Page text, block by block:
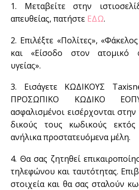
1. Μεταβείτε στην
απευθείας, πατήστε ΕΔΩ.
2. Επιλέξτε «Πολίτες»,
και «Είσοδο στον ατομικό
υγείας».
3. Εισάγετε ΚΩΔΙΚΟΥΣ
ΠΡΟΣΩΠΙΚΟ ΚΩΔΙΚΟ
ασφαλισμένοι εισέρχονται
δικούς τους κωδικούς
ανήλικα προστατευόμενα μέλη.
4. Θα σας ζητηθεί
τηλεφώνου και ταυτότητας.
στοιχεία και θα σας σταλούν